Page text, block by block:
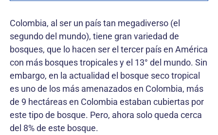
Colombia, al ser un país tan megadiverso (el
segundo del mundo), tiene gran variedad de
bosques, que lo hacen ser el tercer país en América
con más bosques tropicales y el 13° del mundo. Sin
embargo, en la actualidad el bosque seco tropical
es uno de los más amenazados en Colombia, más
de 9 hectáreas en Colombia estaban cubiertas por
este tipo de bosque. Pero, ahora solo queda cerca
del 8% de este bosque.